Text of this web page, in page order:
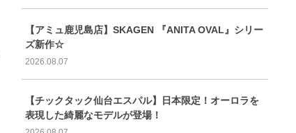
【アミュ鹿児島店】SKAGEN 『ANITA OVAL』シリー
ズ新作☆
2026.08.07
【チックタック仙台エスパル】日本限定！オーロラを
表現した綺麗なモデルが登場！